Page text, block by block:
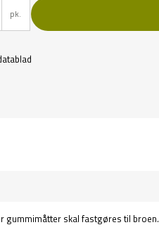
pk.
gummimåtter skal fastgøres til broen.